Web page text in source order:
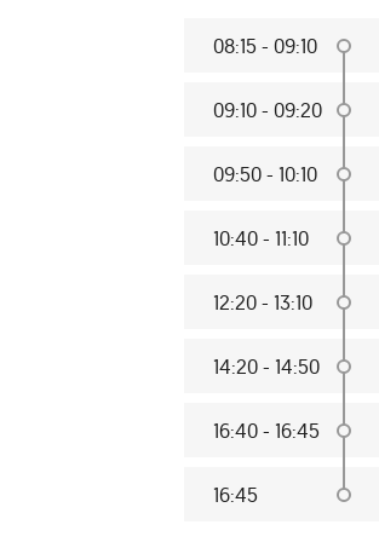
08:15 - 09:10
09:10 - 09:20
09:50 - 10:10
10:40 - 11:10
12:20 - 13:10
14:20 - 14:50
16:40 - 16:45
16:45